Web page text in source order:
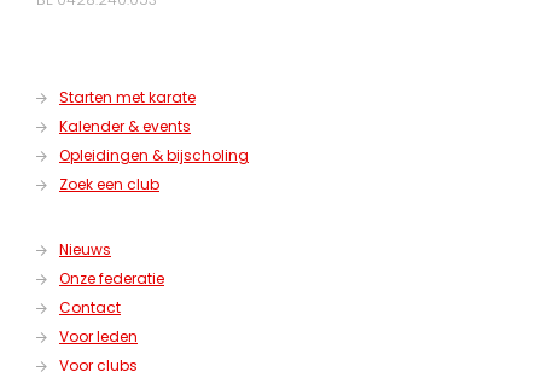
Starten met karate
Kalender & events
Opleidingen & bijscholing
Zoek een club
Nieuws
Onze federatie
Contact
Voor leden
Voor clubs